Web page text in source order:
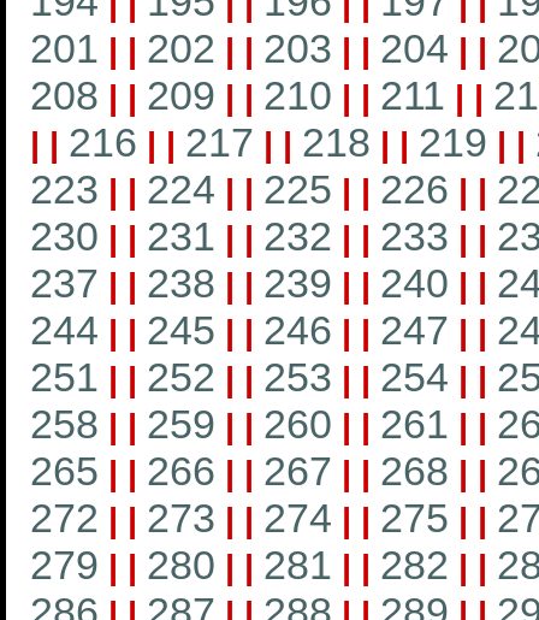
201 | | 202 | | 203 | | 204 | |
208 | | 209 | | 210 | | 211 | |
| | 216 | | 217 | | 218 | | 219 | |
223 | | 224 | | 225 | | 226 | |
230 | | 231 | | 232 | | 233 | |
237 | | 238 | | 239 | | 240 | |
244 | | 245 | | 246 | | 247 | |
251 | | 252 | | 253 | | 254 | |
258 | | 259 | | 260 | | 261 | |
265 | | 266 | | 267 | | 268 | |
272 | | 273 | | 274 | | 275 | |
279 | | 280 | | 281 | | 282 | |